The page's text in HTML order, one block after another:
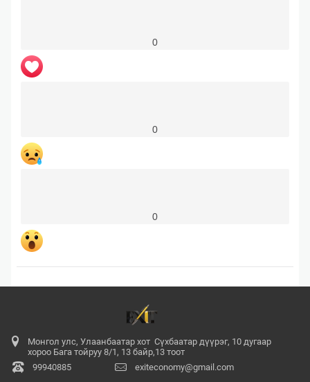
0
0
0
Монгол улс, Улаанбаатар хот Сүхбаатар дүүрэг, 10 дугаар
хороо Бага тойруу 8/1, 13 байр,13 тоот
99940885
exiteconomy@gmail.com